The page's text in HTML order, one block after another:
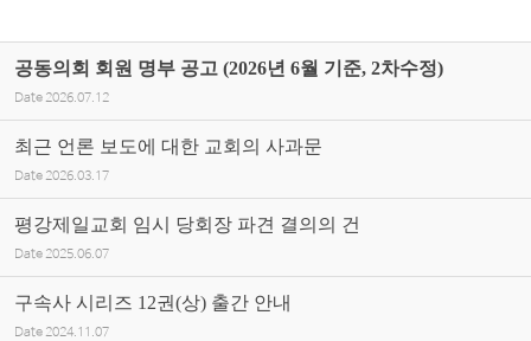
공동의회 회원 명부 공고 (2026년 6월 기준, 2차수정)
Date 2026.07.12
최근 언론 보도에 대한 교회의 사과문
Date 2026.03.17
평강제일교회 임시 당회장 파견 결의의 건
Date 2025.06.07
구속사 시리즈 12권(상) 출간 안내
Date 2024.11.07